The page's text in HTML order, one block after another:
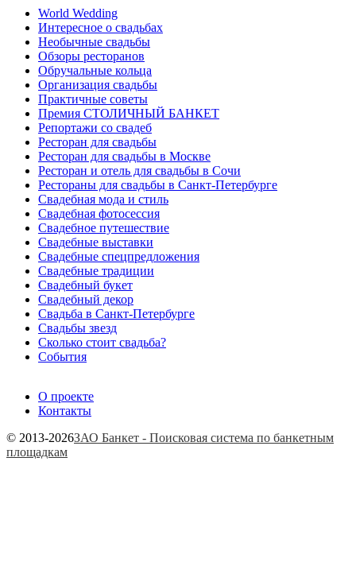
World Wedding
Интересное о свадьбах
Необычные свадьбы
Обзоры ресторанов
Обручальные кольца
Организация свадьбы
Практичные советы
Премия СТОЛИЧНЫЙ БАНКЕТ
Репортажи со свадеб
Ресторан для свадьбы
Ресторан для свадьбы в Москве
Ресторан и отель для свадьбы в Сочи
Рестораны для свадьбы в Санкт-Петербурге
Свадебная мода и стиль
Свадебная фотосессия
Свадебное путешествие
Свадебные выставки
Свадебные спецпредложения
Свадебные традиции
Свадебный букет
Свадебный декор
Свадьба в Санкт-Петербурге
Свадьбы звезд
Сколько стоит свадьба?
События
О проекте
Контакты
© 2013-2026ЗАО Банкет - Поисковая система по банкетным
площадкам